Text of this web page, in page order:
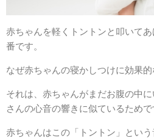
赤ちゃんを軽くトントンと叩いて
番です。
なぜ赤ちゃんの寝かしつけに効果
それは、赤ちゃんがまだお腹の中
さんの心音の響きに似ているためで
赤ちゃんはこの「トントン」という